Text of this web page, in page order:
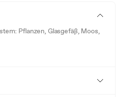
Pflanzen, Glasgefäß, Moos,